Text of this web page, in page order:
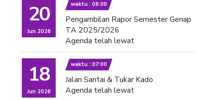
20
Jun 2026
waktu : 08:00
Pengambilan Rapor Semester Genap
TA 2025/2026
Agenda telah lewat
18
Jun 2026
waktu : 07:00
Jalan Santai & Tukar Kado
Agenda telah lewat